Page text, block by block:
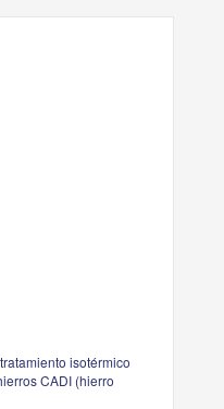
isotérmico
CADI (hierro